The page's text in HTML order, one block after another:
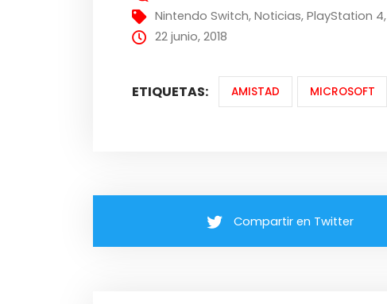
Nintendo Switch,Noticias,PlayStation 4,
22 junio, 2018
ETIQUETAS: AMISTAD MICROSOFT
Compartir en Twitter